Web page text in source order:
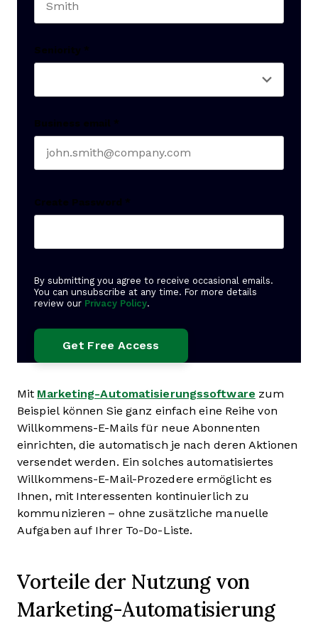
Seniority *
Business email *
Create Password *
By submitting you agree to receive occasional emails.
You can unsubscribe at any time. For more details
review our Privacy Policy.
Mit Marketing-Automatisierungssoftware zum
Beispiel können Sie ganz einfach eine Reihe von
Willkommens-E-Mails für neue Abonnenten
einrichten, die automatisch je nach deren Aktionen
versendet werden. Ein solches automatisiertes
Willkommens-E-Mail-Prozedere ermöglicht es
Ihnen, mit Interessenten kontinuierlich zu
kommunizieren – ohne zusätzliche manuelle
Aufgaben auf Ihrer To-Do-Liste.
Vorteile der Nutzung von
Marketing-Automatisierung